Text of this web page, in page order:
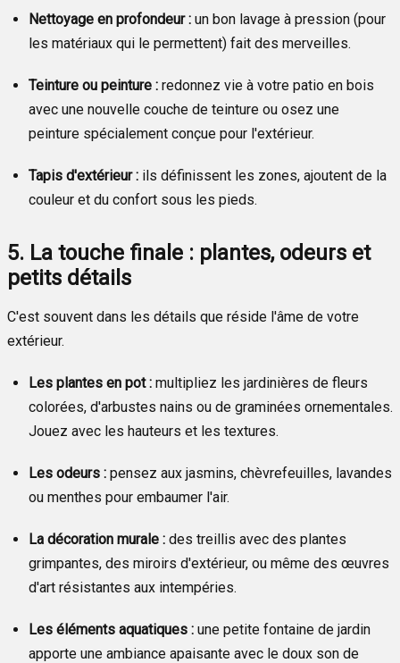
Nettoyage en profondeur : un bon lavage à pression (pour
les matériaux qui le permettent) fait des merveilles.
Teinture ou peinture : redonnez vie à votre patio en bois
avec une nouvelle couche de teinture ou osez une
peinture spécialement conçue pour l'extérieur.
Tapis d'extérieur : ils définissent les zones, ajoutent de la
couleur et du confort sous les pieds.
5. La touche finale : plantes, odeurs et
petits détails
C'est souvent dans les détails que réside l'âme de votre
extérieur.
Les plantes en pot : multipliez les jardinières de fleurs
colorées, d'arbustes nains ou de graminées ornementales.
Jouez avec les hauteurs et les textures.
Les odeurs : pensez aux jasmins, chèvrefeuilles, lavandes
ou menthes pour embaumer l'air.
La décoration murale : des treillis avec des plantes
grimpantes, des miroirs d'extérieur, ou même des œuvres
d'art résistantes aux intempéries.
Les éléments aquatiques : une petite fontaine de jardin
apporte une ambiance apaisante avec le doux son de